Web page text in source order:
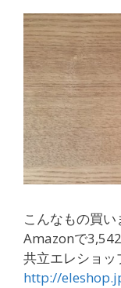
こんなもの買い
Amazonで
共立エレショッ
http://